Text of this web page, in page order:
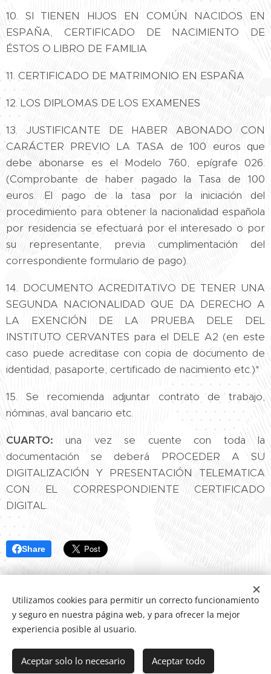
10. SI TIENEN HIJOS EN COMÚN NACIDOS EN
ESPAÑA, CERTIFICADO DE NACIMIENTO DE
ÉSTOS O LIBRO DE FAMILIA
11. CERTIFICADO DE MATRIMONIO EN ESPAÑA
12. LOS DIPLOMAS DE LOS EXAMENES
13. JUSTIFICANTE DE HABER ABONADO CON
CARÁCTER PREVIO LA TASA de 100 euros que
debe abonarse es el Modelo 760, epígrafe 026.
(Comprobante de haber pagado la Tasa de 100
euros. El pago de la tasa por la iniciación del
procedimiento para obtener la nacionalidad española
por residencia se efectuará por el interesado o por
su representante, previa cumplimentación del
correspondiente formulario de pago).
14. DOCUMENTO ACREDITATIVO DE TENER UNA
SEGUNDA NACIONALIDAD QUE DA DERECHO A
LA EXENCIÓN DE LA PRUEBA DELE DEL
INSTITUTO CERVANTES para el DELE A2 (en este
caso puede acreditase con copia de documento de
identidad, pasaporte, certificado de nacimiento etc.)*
15. Se recomienda adjuntar contrato de trabajo,
nóminas, aval bancario etc.
CUARTO: una vez se cuente con toda la
documentación se deberá PROCEDER A SU
DIGITALIZACIÓN Y PRESENTACIÓN TELEMATICA
CON EL CORRESPONDIENTE CERTIFICADO
DIGITAL.
Share
Letrada Iskra Rodriguez, colegiada número 3174 del Ilustre
Creado con Webnode Cookies
Utilizamos cookies para permitir un correcto funcionamiento
y seguro en nuestra página web, y para ofrecer la mejor
experiencia posible al usuario.
Aceptar solo lo necesario Aceptar todo